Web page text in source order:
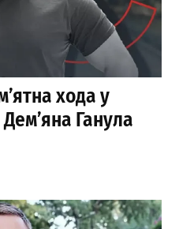
хода у
Ганула